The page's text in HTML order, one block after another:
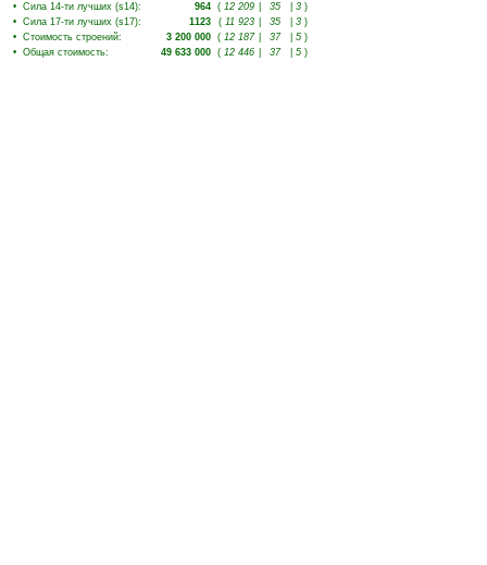
• Сила 14-ти лучших (s14): 964 ( 12 209 35 3 )
• Сила 17-ти лучших (s17): 1123 ( 11 923 35 3 )
• Стоимость строений: 3 200 000 ( 12 187 37 5 )
• Общая стоимость: 49 633 000 ( 12 446 37 5 )